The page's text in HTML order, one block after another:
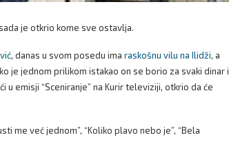
je otkrio kome sve ostavlja.
, danas u svom posedu ima raskošnu vilu na Ilidži, a
je jednom prilikom istakao on se borio za svaki dinar i
u emisji “Sceniranje” na Kurir televiziji, otkrio da će
me već jednom”, “Koliko plavo nebo je”, “Bela